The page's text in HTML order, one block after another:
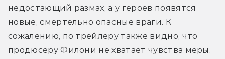
недостающий размах, а у героев появятся
новые, смертельно опасные враги. К
сожалению, по трейлеру также видно, что
продюсеру Филони не хватает чувства меры.